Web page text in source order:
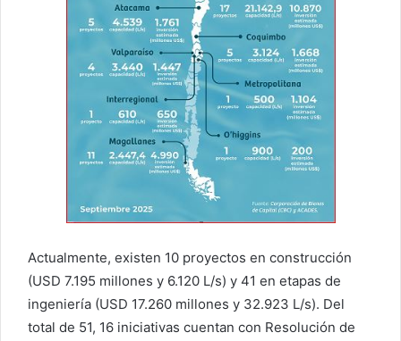
Actualmente, existen 10 proyectos en construcción
(USD 7.195 millones y 6.120 L/s) y 41 en etapas de
ingeniería (USD 17.260 millones y 32.923 L/s). Del
total de 51, 16 iniciativas cuentan con Resolución de